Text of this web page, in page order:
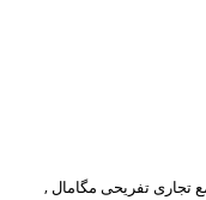
تجاری تفریحی مگامال ,